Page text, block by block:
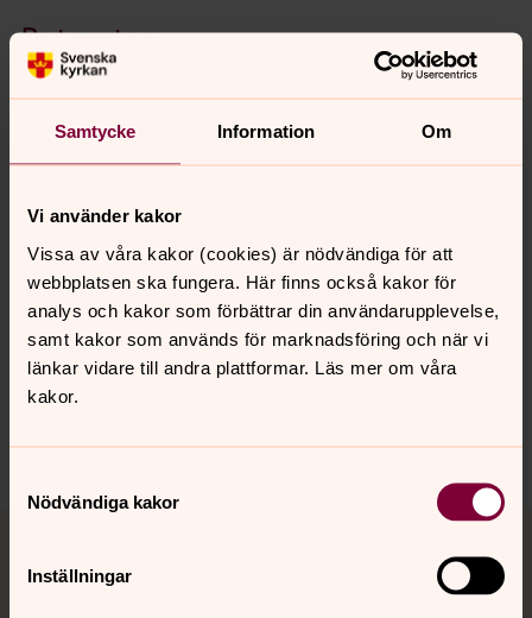
Samtycke Information Om
Vi använder kakor
Vissa av våra kakor (cookies) är nödvändiga för att
webbplatsen ska fungera. Här finns också kakor för
analys och kakor som förbättrar din användarupplevelse,
samt kakor som används för marknadsföring och när vi
länkar vidare till andra plattformar. Läs mer om våra
kakor.
Nödvändiga kakor
Inställningar
Retreater
Mötesplatser i Hössna
Senast ändrad 24 juni 2026
Synpunkter eller frågor på sidans
innehåll?
ulricehamn.pastorat@svenskakyrkan.se
Dela
Tillbaka till toppen
Tillbaka till innehållet